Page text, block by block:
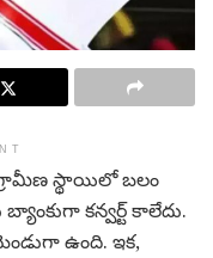
గ్రామీణ స్థాయిలో బ‌లం
క‌న్వ‌ర్ట్ కాలేదు.
ఉంది. ఇక‌,